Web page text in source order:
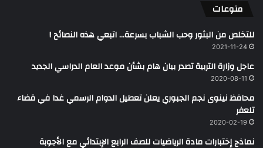
منوعات
للتخلص من البثور وحب الشباب بسرعة… اتبعي هذه النصائح !
2021-11-24
عاجل وزارة التربية تصدر بيان هام بشأن موعد العام الدراسي الجديد
2020-08-11
محافظ نينوى نجم الجبوري يعلن تعطيل الدوام الرسمي غدا في قضاء
تلعفر
2020-02-19
نماذج إختبارات مادة الرياضيات للصف الرابع الإبتدائي مع الأجوبة